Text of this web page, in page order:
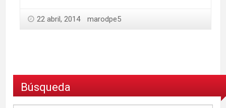
22 abril, 2014 marodpe5
Búsqueda